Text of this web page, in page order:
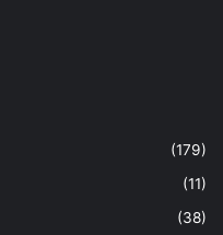
(179)
(11)
(38)